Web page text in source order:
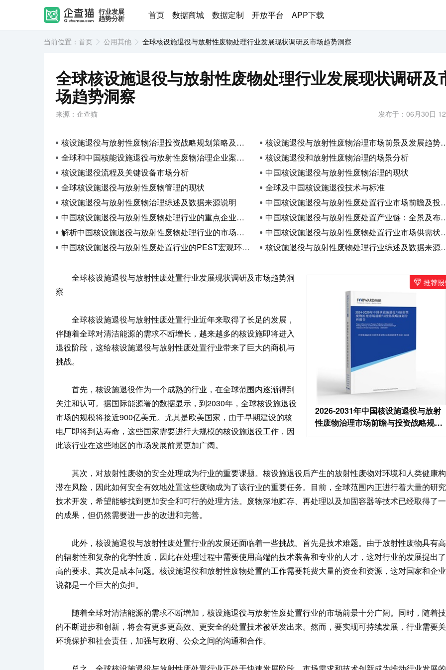
行业发展
趋势分析 首页 数据商城 数据定制 开放平台 APP下载
当前位置： 首页 公用其他 全球核设施退役与放射性废物处理行业发展现状调研及市场趋势洞察
全球核设施退役与放射性废物处理行业发展现状调研及
场趋势洞察
来源：企查猫 发布于：06月30日
核设施退役与放射性废物治理投资战略规划策略及建议
核设施退役与放射性废物治理市场前景及发展趋势深度了解
全球和中国核能设施退役与放射性废物治理企业案例分析
核设施退役和放射性废物治理的场景分析
核设施退役流程及关键设备市场分析
中国核设施退役与放射性废物治理的现状
全球核设施退役与放射性废物管理的现状
全球及中国核设施退役技术与标准
核设施退役与放射性废物治理综述及数据来源说明
中国核设施退役与放射性废处置行业市场前瞻及投资战略规划策略建议：探索放射性废弃物管理的未来
中国核设施退役与放射性废物处理行业的重点企业案例分析
中国核设施退役与放射性废处置产业链：全景及布局状况研究
解析中国核设施退役与放射性废物处理行业的市场竞争和发展格局
中国核设施退役与放射性废物处置行业市场供需状况及发展痛点分析
中国核设施退役与放射性废处置行业的PEST宏观环境分析
核设施退役与放射性废物处理行业综述及数据来源说明
推荐
2026-2031年中国核设施退役与放射
性废物治理市场前瞻与投资战略规划
分析报告
全球核设施退役与放射性废处置行业发展现状调研及市场趋势洞
察
全球核设施退役与放射性废处置行业近年来取得了长足的发展，
伴随着全球对清洁能源的需求不断增长，越来越多的核设施即将进入
退役阶段，这给核设施退役与放射性废处置行业带来了巨大的商机与
挑战。
首先，核设施退役作为一个成熟的行业，在全球范围内逐渐得到
关注和认可。据国际能源署的数据显示，到2030年，全球核设施退役
市场的规模将接近900亿美元。尤其是欧美国家，由于早期建设的核
电厂即将到达寿命，这些国家需要进行大规模的核设施退役工作，因
此该行业在这些地区的市场发展前景更加广阔。
其次，对放射性废物的安全处理成为行业的重要课题。核设施退役后产生的放射性废物对环境和人类健康
潜在风险，因此如何安全有效地处置这些废物成为了该行业的重要任务。目前，全球范围内正进行着大量的研
技术开发，希望能够找到更加安全和可行的处理方法。废物深地贮存、再处理以及加固容器等技术已经取得了
的成果，但仍然需要进一步的改进和完善。
此外，核设施退役与放射性废处置行业的发展还面临着一些挑战。首先是技术难题。由于放射性废物具有
的辐射性和复杂的化学性质，因此在处理过程中需要使用高端的技术装备和专业的人才，这对行业的发展提出
高的要求。其次是成本问题。核设施退役和放射性废物处置的工作需要耗费大量的资金和资源，这对国家和企
说都是一个巨大的负担。
随着全球对清洁能源的需求不断增加，核设施退役与放射性废处置行业的市场前景十分广阔。同时，随着
的不断进步和创新，将会有更多更高效、更安全的处置技术被研发出来。然而，要实现可持续发展，行业需要
环境保护和社会责任，加强与政府、公众之间的沟通和合作。